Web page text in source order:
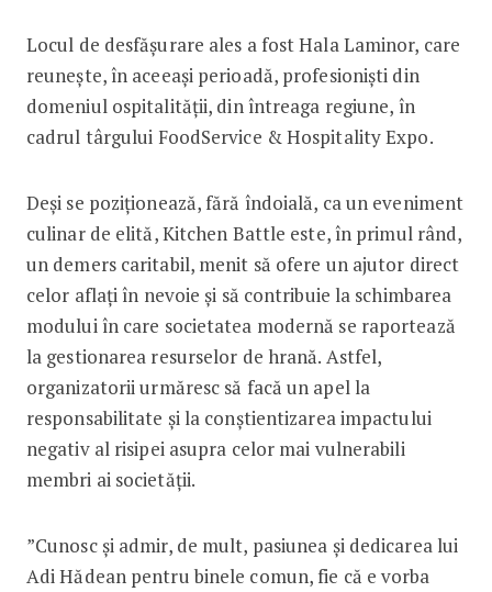
Locul de desfășurare ales a fost Hala Laminor, care
reunește, în aceeași perioadă, profesioniști din
domeniul ospitalității, din întreaga regiune, în
cadrul târgului FoodService & Hospitality Expo.
Deși se poziționează, fără îndoială, ca un eveniment
culinar de elită, Kitchen Battle este, în primul rând,
un demers caritabil, menit să ofere un ajutor direct
celor aflați în nevoie și să contribuie la schimbarea
modului în care societatea modernă se raportează
la gestionarea resurselor de hrană. Astfel,
organizatorii urmăresc să facă un apel la
responsabilitate și la conștientizarea impactului
negativ al risipei asupra celor mai vulnerabili
membri ai societății.
”Cunosc și admir, de mult, pasiunea și dedicarea lui
Adi Hădean pentru binele comun, fie că e vorba